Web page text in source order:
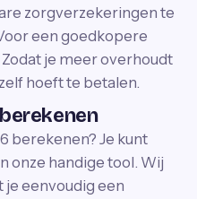
zorgverzekeringen te
een goedkopere
je meer overhoudt
hoeft te betalen.
berekenen? Je kunt
onze handige tool. Wij
je eenvoudig een